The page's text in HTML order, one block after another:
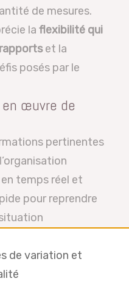
de mesures.
la flexibilité qui
et la
posés par le
œuvre de
pertinentes
temps réel et
pour reprendre
de variation et